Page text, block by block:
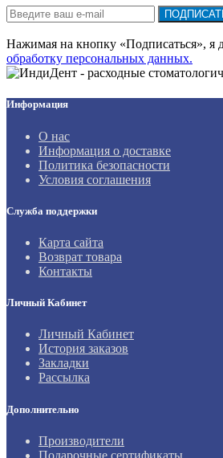
Нажимая на кнопку «Подписаться», я
обработку персональных данных.
Информация
О нас
Информация о доставке
Политика безопасности
Условия соглашения
Служба поддержки
Карта сайта
Возврат товара
Контакты
Личный Кабинет
Личный Кабинет
История заказов
Закладки
Рассылка
Дополнительно
Производители
Подарочные сертификаты